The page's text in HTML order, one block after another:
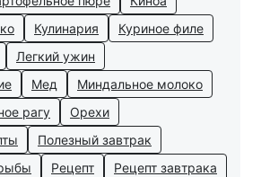
Кулинария
Куриное филе
Легкий ужин
Мед
Миндальное молоко
рагу
Орехи
Полезный завтрак
Рецепт
Рецепт завтрака